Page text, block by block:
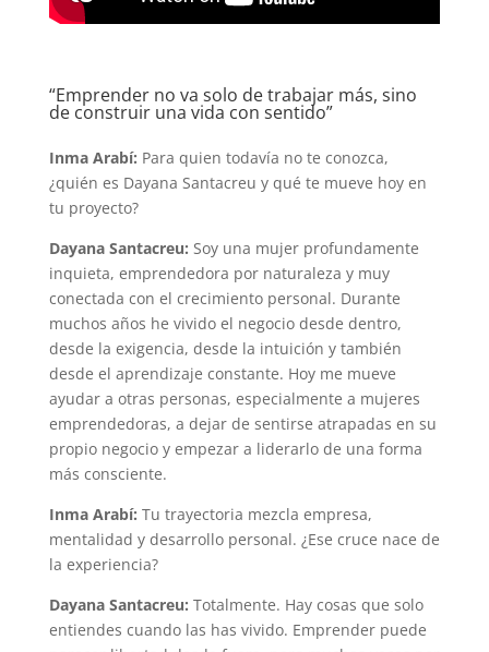
“Emprender no va solo de trabajar más, sino
de construir una vida con sentido”
Inma Arabí: Para quien todavía no te conozca,
¿quién es Dayana Santacreu y qué te mueve hoy en
tu proyecto?
Dayana Santacreu: Soy una mujer profundamente
inquieta, emprendedora por naturaleza y muy
conectada con el crecimiento personal. Durante
muchos años he vivido el negocio desde dentro,
desde la exigencia, desde la intuición y también
desde el aprendizaje constante. Hoy me mueve
ayudar a otras personas, especialmente a mujeres
emprendedoras, a dejar de sentirse atrapadas en su
propio negocio y empezar a liderarlo de una forma
más consciente.
Inma Arabí: Tu trayectoria mezcla empresa,
mentalidad y desarrollo personal. ¿Ese cruce nace de
la experiencia?
Dayana Santacreu: Totalmente. Hay cosas que solo
entiendes cuando las has vivido. Emprender puede